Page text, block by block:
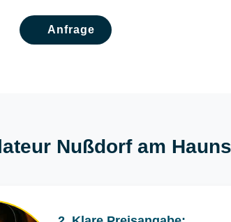
Anfrage
Nußdorf am